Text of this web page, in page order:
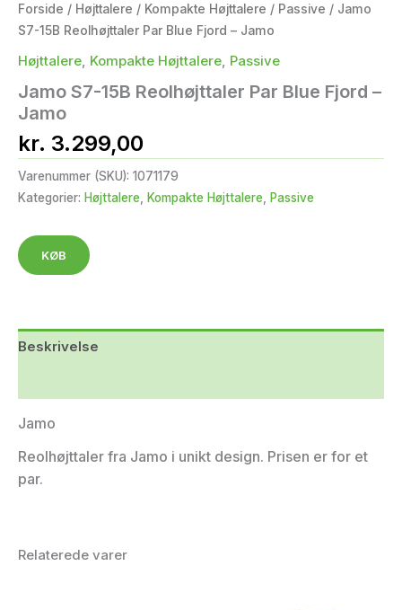
Forside / Højttalere / Kompakte Højttalere / Passive / Jamo
S7-15B Reolhøjttaler Par Blue Fjord – Jamo
Højttalere Kompakte Højttalere Passive
Jamo S7-15B Reolhøjttaler Par Blue Fjord –
Jamo
kr. 3.299,00
Varenummer (SKU): 1071179
Kategorier: Højttalere, Kompakte Højttalere, Passive
KØB
Beskrivelse
Jamo
Reolhøjttaler fra Jamo i unikt design. Prisen er for et
par.
Relaterede varer